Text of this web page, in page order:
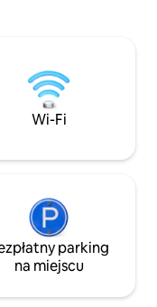
światowej klasy
restauracji i zakupów. ✓
widoki na góry ✓
centrum Breck i
Szybkie Wi-Fi
Wi-Fi
parking
na miejscu